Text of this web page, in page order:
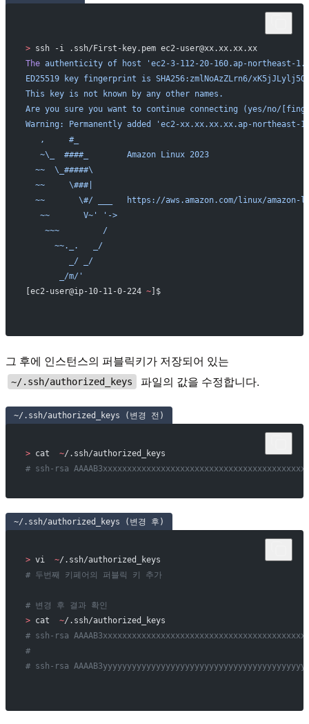
> ssh -i .ssh/First-key.pem ec2-user@xx.xx.xx.xx
The authenticity of host 'ec2-3-112-20-160.ap-northeast-
ED25519 key fingerprint is SHA256:zmlNoAzZLrn6/
This key is not known by any other names.
Are you sure you want to continue connecting (yes/no/
Warning: Permanently added 'ec2-xx.xx.xx.xx.ap-northeast-
   ,     #_
   ~\_  ####_        Amazon Linux 2023
  ~~  \_#####\
  ~~     \###|
~~       \#/ ___   https://aws.amazon.com/linux/amazon-
   ~~       V~'
'->
    ~~~         /
      ~~._.   _/
         _/ _/
       _/m/'
[ec2-user@ip-10-11-0-224 ~]$
그 후에 인스턴스의 퍼블릭키가 저장되어 있는
~/.ssh/authorized_keys 파일의 값을 수정합니다.
~/.ssh/authorized_keys (변경 전)
> cat ~/.ssh/authorized_keys
# ssh-rsa
~/.ssh/authorized_keys (변경 후)
> vi ~/.ssh/authorized_keys
# 두번째 키페어의 퍼블릭 키 추가
# 변경 후 결과 확인
> cat ~/.ssh/authorized_keys
# ssh-rsa
#
# ssh-rsa